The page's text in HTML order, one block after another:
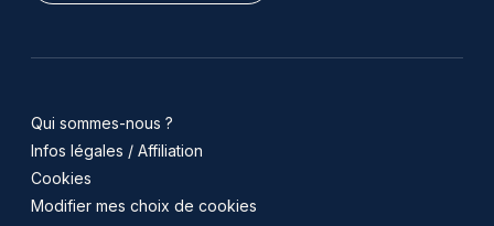
Qui sommes-nous ?
Infos légales / Affiliation
Cookies
Modifier mes choix de cookies